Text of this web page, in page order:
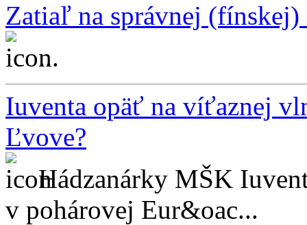
Zatiaľ na správnej (fínskej)
...
Iuventa opäť na víťaznej
Ľvove?
Hádzanárky MŠK
v pohárovej Eur&oac...